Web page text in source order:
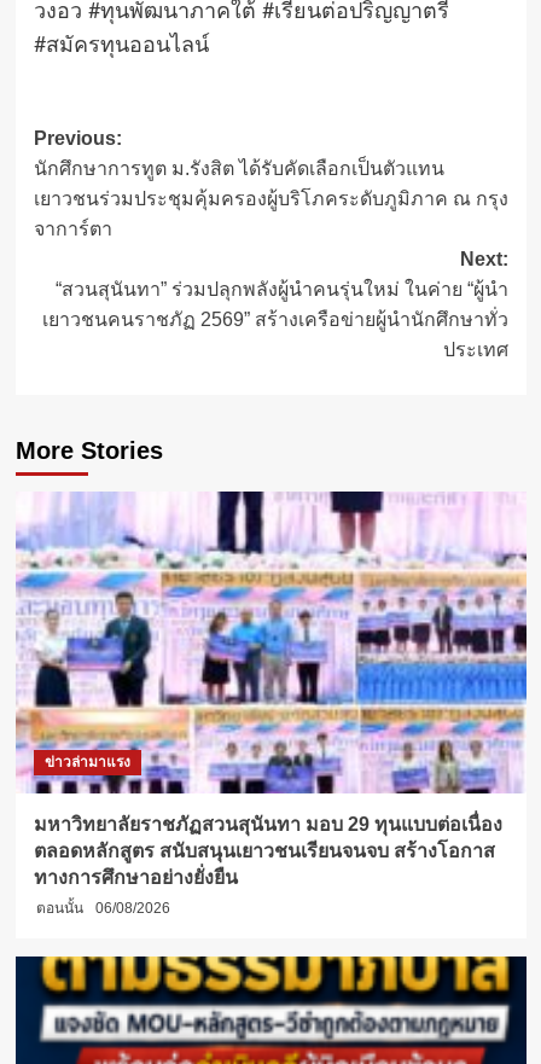
วงอว #ทุนพัฒนาภาคใต้ #เรียนต่อปริญญาตรี
#สมัครทุนออนไลน์
Post
navigation
Previous:
นักศึกษาการทูต ม.รังสิต ได้รับคัดเลือกเป็นตัวแทน
เยาวชนร่วมประชุมคุ้มครองผู้บริโภคระดับภูมิภาค ณ กรุง
จาการ์ตา
Next:
“สวนสุนันทา” ร่วมปลุกพลังผู้นำคนรุ่นใหม่ ในค่าย “ผู้นำ
เยาวชนคนราชภัฏ 2569” สร้างเครือข่ายผู้นำนักศึกษาทั่ว
ประเทศ
More Stories
ข่าวล่ามาแรง
มหาวิทยาลัยราชภัฏสวนสุนันทา มอบ 29 ทุนแบบต่อเนื่อง
ตลอดหลักสูตร สนับสนุนเยาวชนเรียนจนจบ สร้างโอกาส
ทางการศึกษาอย่างยั่งยืน
ตอนนั้น 06/08/2026